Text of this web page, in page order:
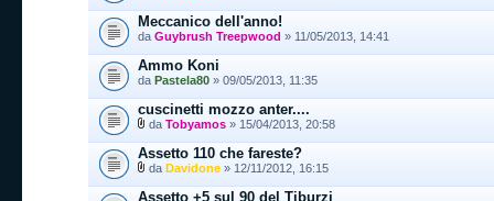
Meccanico dell'anno!
da Guybrush Treepwood » 11/05/2013, 14:41
Ammo Koni
da Pastela80 » 09/05/2013, 11:35
cuscinetti mozzo anter....
da Tobyamos » 15/04/2013, 20:58
Assetto 110 che fareste?
da Davidone » 12/11/2012, 16:15
Assetto +5 sul 90 del Tiburzi